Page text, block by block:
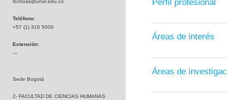
lochoas@unal.edu.co
Teléfono:
+57 (1) 316 5000
Extensión:
---
Sede Bogotá
2- FACULTAD DE CIENCIAS HUMANAS
Perfil profesional
Áreas de interés
Áreas de